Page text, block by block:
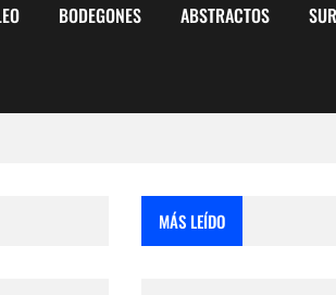
BODEGONES ABSTRACTOS
MÁS LEÍDO